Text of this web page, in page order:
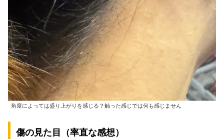
角度によっては盛り上がりを感じる？触った感じでは何も感じません
傷の見た目（率直な感想）